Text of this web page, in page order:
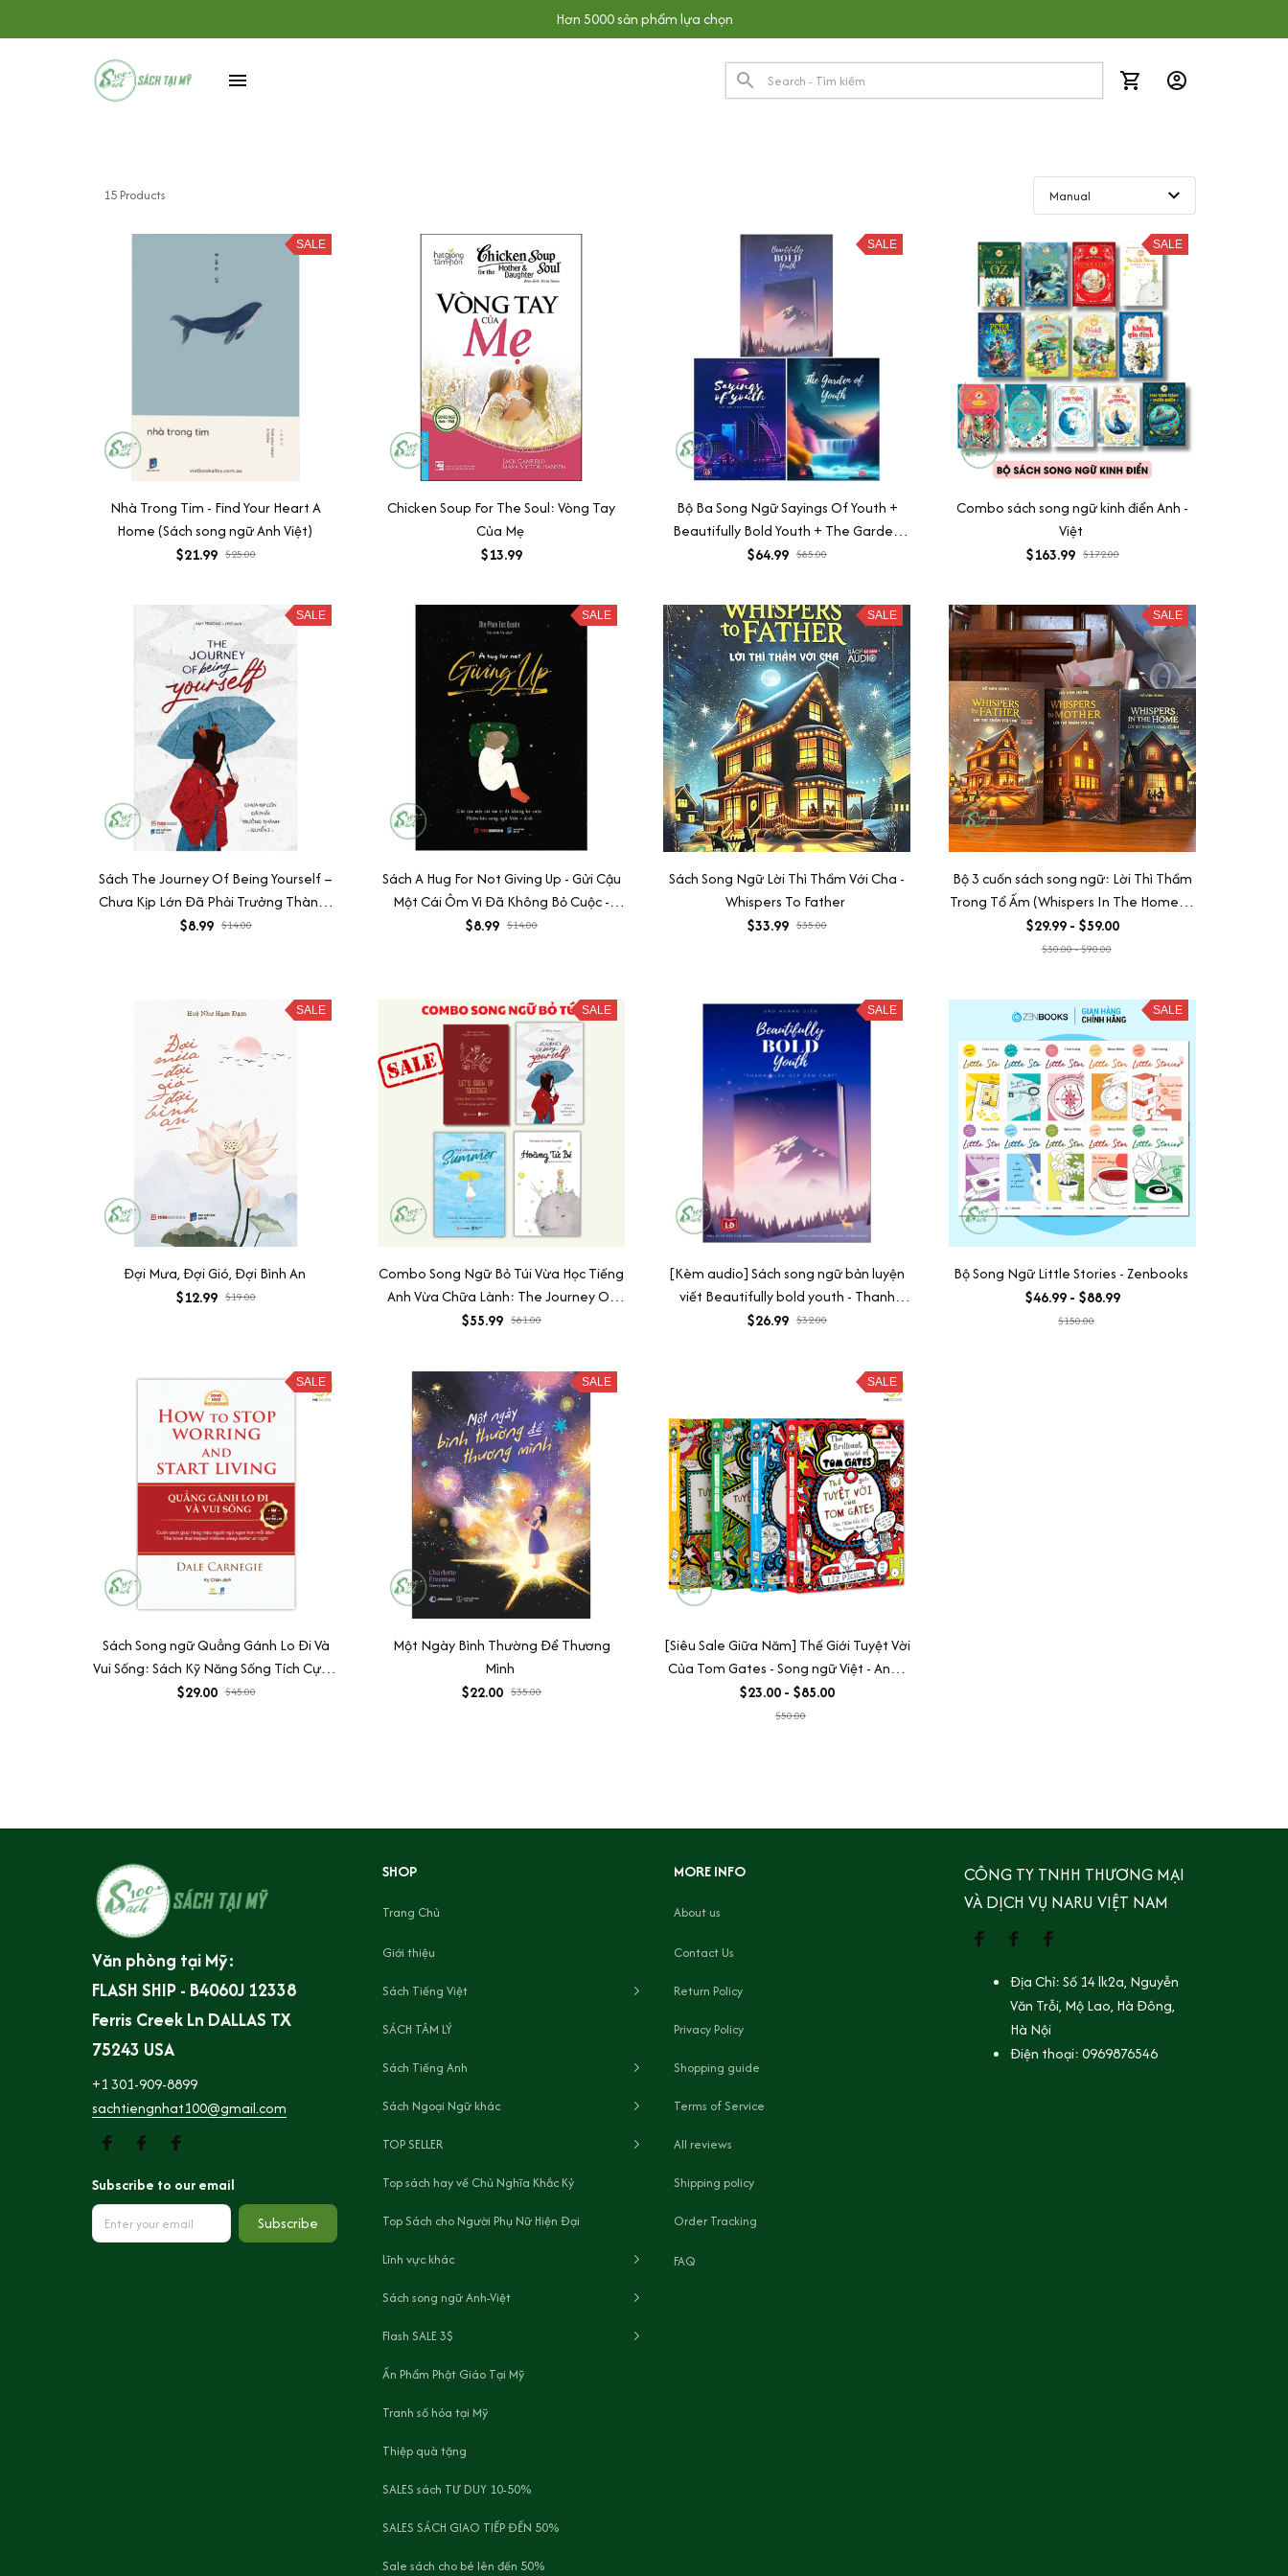
Hơn 5000 sản phẩm lựa chọn
15 Products
SALE
Nhà Trong Tim - Find Your Heart A
Home (Sách song ngữ Anh Việt)
$21.99 $25.00
Chicken Soup For The Soul: Vòng Tay
Của Mẹ
$13.99
SALE
Bộ Ba Song Ngữ Sayings Of Youth +
Beautifully Bold Youth + The Garden
Of Youth - Chính Hãng
$64.99 $85.00
SALE
Combo sách song ngữ kinh điển Anh -
Việt
$163.99 $172.00
SALE
Sách The Journey Of Being Yourself –
Chưa Kịp Lớn Đã Phải Trưởng Thành -
Quyển 2 Song ngữ Việt - Anh
$8.99 $14.00
SALE
Sách A Hug For Not Giving Up - Gửi Cậu
Một Cái Ôm Vì Đã Không Bỏ Cuộc -
Phiên bản song ngữ Việt Anh
$8.99 $14.00
SALE
Sách Song Ngữ Lời Thì Thầm Với Cha -
Whispers To Father
$33.99 $35.00
SALE
Bộ 3 cuốn sách song ngữ: Lời Thì Thầm
Trong Tổ Ấm (Whispers In The Home) +
Lời Thì Thầm Với Cha (Whispers To
Father) + Lời Thì Thầm Với Mẹ
$29.99 - $59.00
$30.00 - $90.00
SALE
Đợi Mưa, Đợi Gió, Đợi Bình An
$12.99 $19.00
SALE
Combo Song Ngữ Bỏ Túi Vừa Học Tiếng
Anh Vừa Chữa Lành: The Journey Of
Being Yourself + The Journey Into
$55.99 $81.00
SALE
[Kèm audio] Sách song ngữ bản luyện
viết Beautifully bold youth - Thanh
xuân đẹp đậm chất
$26.99 $32.00
SALE
Bộ Song Ngữ Little Stories - Zenbooks
$46.99 - $88.99
$150.00
SALE
Sách Song ngữ Quẳng Gánh Lo Đi Và
Vui Sống: Sách Kỹ Năng Sống Tích Cực &
Bình An Nội Tâm
$29.00 $45.00
SALE
Một Ngày Bình Thường Để Thương
Mình
$22.00 $35.00
SALE
[Siêu Sale Giữa Năm] Thế Giới Tuyệt Vời
Của Tom Gates - Song ngữ Việt - Anh -
Truyện tranh kèm audio và từ vựng
chọn lọc
$23.00 - $85.00
$50.00
Văn phòng tại Mỹ:
FLASH SHIP - B4060J 12338
Ferris Creek Ln DALLAS TX
75243 USA
+1 301-909-8899
sachtiengnhat100@gmail.com
Subscribe to our email
Subscribe
SHOP
Trang Chủ
Giới thiệu
Sách Tiếng Việt
SÁCH TÂM LÝ
Sách Tiếng Anh
Sách Ngoại Ngữ khác
TOP SELLER
Top sách hay về Chủ Nghĩa Khắc Kỷ
Top Sách cho Người Phụ Nữ Hiện Đại
Lĩnh vực khác
Sách song ngữ Anh-Việt
Flash SALE 3$
Ấn Phẩm Phật Giáo Tại Mỹ
Tranh số hóa tại Mỹ
Thiệp quà tặng
SALES sách TƯ DUY 10-50%
SALES SÁCH GIAO TIẾP ĐẾN 50%
Sale sách cho bé lên đến 50%
MORE INFO
About us
Contact Us
Return Policy
Privacy Policy
Shopping guide
Terms of Service
All reviews
Shipping policy
Order Tracking
FAQ
CÔNG TY TNHH THƯƠNG MẠI
VÀ DỊCH VỤ NARU VIỆT NAM
Địa Chỉ: Số 14 lk2a, Nguyễn
Văn Trỗi, Mộ Lao, Hà Đông,
Hà Nội
Điện thoại: 0969876546